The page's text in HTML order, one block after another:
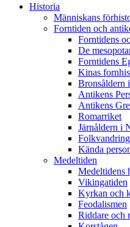
Historia
Människans
Forntiden och
Forntidens
De
Forntidens
Kinas
Bronsåldern
Antikens
Antikens
Romarriket
Järnåldern i
Kända
Medeltiden
Medeltidens
Vikingatiden
Kyrkan och
Feodalismen
Riddare och